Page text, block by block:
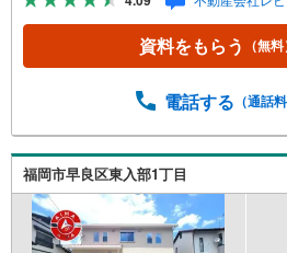
関と提携。お借入期間「最長
金利プランなど、購入後の生
最適な資金計画をご提案しま
いて移動が大変」という方も
いたします。まずは『見るだ
大歓迎。お客様のペースを最
いません。お客様のライフス
い探しをお手伝いいたします
せくださいませ。
資料をもらう （無料
電話する （通話
福岡市早良区東入部1丁目